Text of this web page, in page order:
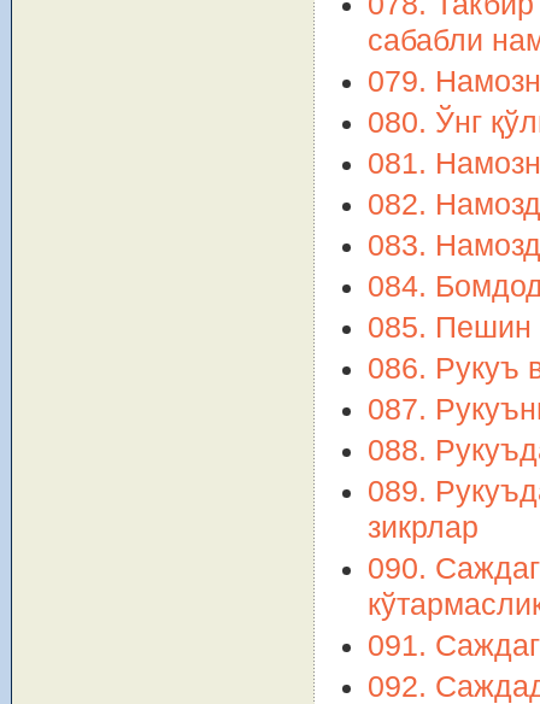
сабабли
079.
080. Ўнг
081.
082.
083.
084.
085. Пешин
086. Рукуъ
087.
088.
089.
зикрлар
090.
091.
092.